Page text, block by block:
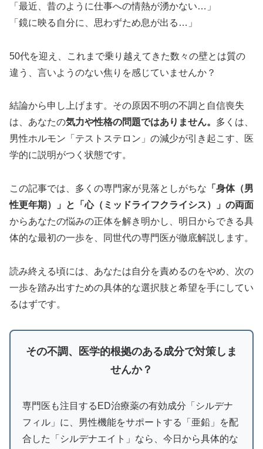
「最近、昔のように仕事への情熱が湧かない…」
「鏡に映る自分に、思わずため息が出る…」
50代を迎え、これまで乗り越えてきた数々の壁とは質の
違う、言いようのない焦りを感じていませんか？
結論から申し上げます。その原因不明の不調と自信喪失
は、あなたの気力や性格の問題ではありません。 多くは、
男性ホルモン「テストステロン」の減少が引き起こす、医
学的に説明がつく状態です。
この記事では、多くの専門家が見落としがちな 「身体（男
性更年期）」と「心（ミッドライフクライシス）」の両面
からあなたの悩みの正体を解き明かし、明日からできる具
体的な最初の一歩を、同世代の専門医が徹底解説します。
読み終える頃には、あなたは自分を責めるのをやめ、次の
一歩を踏み出すための具体的な選択肢と希望を手にしてい
るはずです。
その不調、医学的根拠のある成分で対策しま
せんか？
専門医も注目するED治療薬の有効成分「シルデナ
フィル」に、男性機能をサポートする「亜鉛」を配
合した「シルデナエイト」なら、今日から具体的な